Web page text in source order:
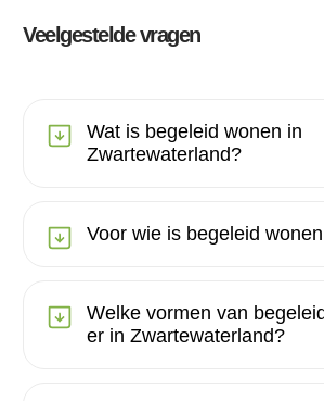
Veelgestelde vragen
Wat is begeleid wonen in
Zwartewaterland?
Voor wie is begeleid
Welke vormen van
er in Zwartewaterland?